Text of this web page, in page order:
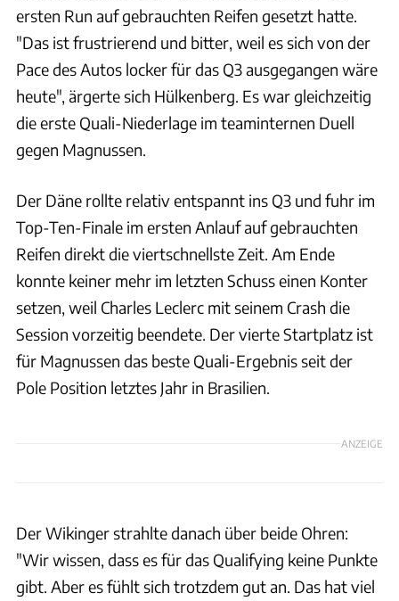
ersten Run auf gebrauchten Reifen gesetzt hatte.
"Das ist frustrierend und bitter, weil es sich von der
Pace des Autos locker für das Q3 ausgegangen wäre
heute", ärgerte sich Hülkenberg. Es war gleichzeitig
die erste Quali-Niederlage im teaminternen Duell
gegen Magnussen.
Der Däne rollte relativ entspannt ins Q3 und fuhr im
Top-Ten-Finale im ersten Anlauf auf gebrauchten
Reifen direkt die viertschnellste Zeit. Am Ende
konnte keiner mehr im letzten Schuss einen Konter
setzen, weil Charles Leclerc mit seinem Crash die
Session vorzeitig beendete. Der vierte Startplatz ist
für Magnussen das beste Quali-Ergebnis seit der
Pole Position letztes Jahr in Brasilien.
ANZEIGE
Der Wikinger strahlte danach über beide Ohren:
"Wir wissen, dass es für das Qualifying keine Punkte
gibt. Aber es fühlt sich trotzdem gut an. Das hat viel